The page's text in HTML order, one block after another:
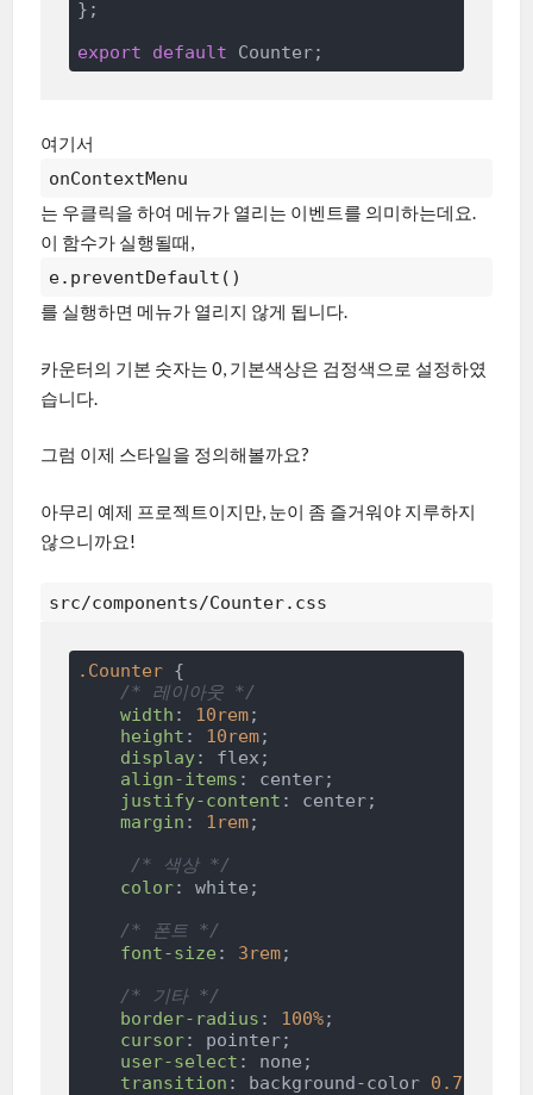
};
export
default
여기서
onContextMenu
는 우클릭을 하여 메뉴가 열리는 이벤트를 의미하는데요.
이 함수가 실행될때,
e.preventDefault()
를 실행하면 메뉴가 열리지 않게 됩니다.
카운터의 기본 숫자는 0, 기본색상은 검정색으로 설정하였
습니다.
그럼 이제 스타일을 정의해볼까요?
아무리 예제 프로젝트이지만, 눈이 좀 즐거워야 지루하지
않으니까요!
src/components/Counter.css
.Counter {
/* 레이아웃 */
width : 10rem;
height : 10rem;
display: flex;
align-items : center;
justify-content : center;
margin : 1rem;
/* 색상 */
color: white;
/* 폰트 */
font-size : 3rem;
/* 기타 */
border-radius : 100%;
cursor: pointer;
user-select : none;
transition : background-color 0.75s